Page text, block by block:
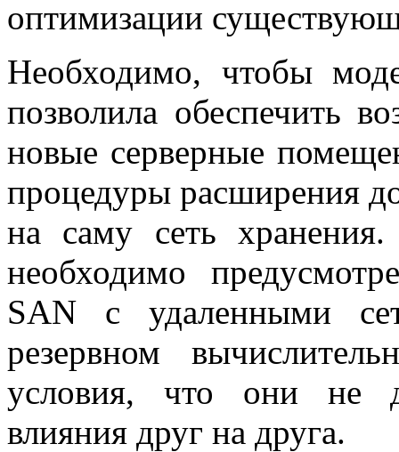
оптимизации
Необходимо, чтобы
позволила обеспечить
новые серверные
процедуры расширения
на саму сеть
необходимо
SAN с удаленными
резервном
условия, что они не
влияния друг на друга.